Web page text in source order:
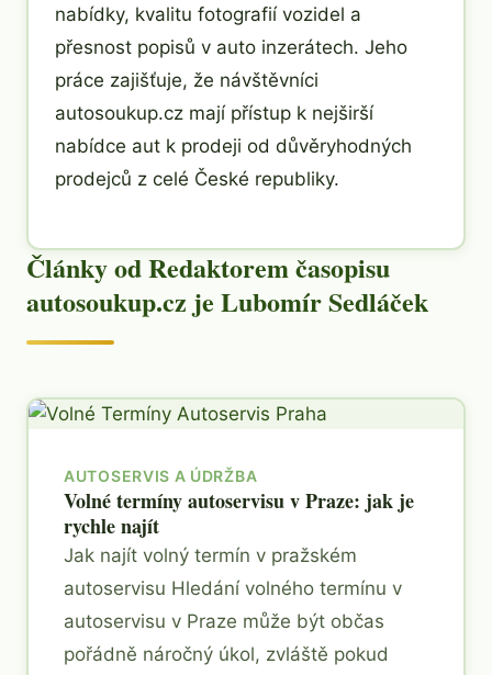
nabídky, kvalitu fotografií vozidel a
přesnost popisů v auto inzerátech. Jeho
práce zajišťuje, že návštěvníci
autosoukup.cz mají přístup k nejširší
nabídce aut k prodeji od důvěryhodných
prodejců z celé České republiky.
Články od Redaktorem časopisu
autosoukup.cz je Lubomír Sedláček
AUTOSERVIS A ÚDRŽBA
Volné termíny autoservisu v Praze: jak je
rychle najít
Jak najít volný termín v pražském
autoservisu Hledání volného termínu v
autoservisu v Praze může být občas
pořádně náročný úkol, zvláště pokud